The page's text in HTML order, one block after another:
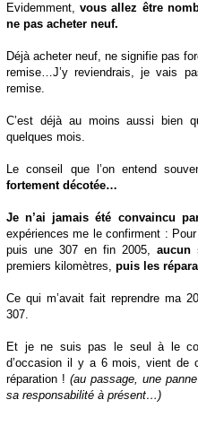
Evidemment,vous allez être
ne pas acheter neuf.
Déjà acheter neuf, ne signifie pas
remise…J’y reviendrais, je vais
remise.
C’est déjà au moins aussi bien
quelques mois.
Le conseil que l’on entend
fortement décotée…
Je n’ai jamais été convaincu
expériences me le confirment :
puis une 307 en fin 2005, aucun
premiers kilomètres, puis les
Ce qui m’avait fait reprendre ma
307.
Et je ne suis pas le seul à le
d’occasion il y a 6 mois, vient de
réparation !(au passage, une
sa responsabilité à présent…)